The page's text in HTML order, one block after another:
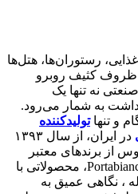
رستوران‌ها، هتل‌ها
ظروف کثیف روبرو
نه تنها یک
به شمار می‌رود.
و تنهاتولیدکننده
در ایران، از سال ۱۳۹۳
از برندهای معتبر
جهانی مانند Zanussi Electrolux ایتالیا و Portabiancha، محصولاتی با
، نگاهی عمیق به